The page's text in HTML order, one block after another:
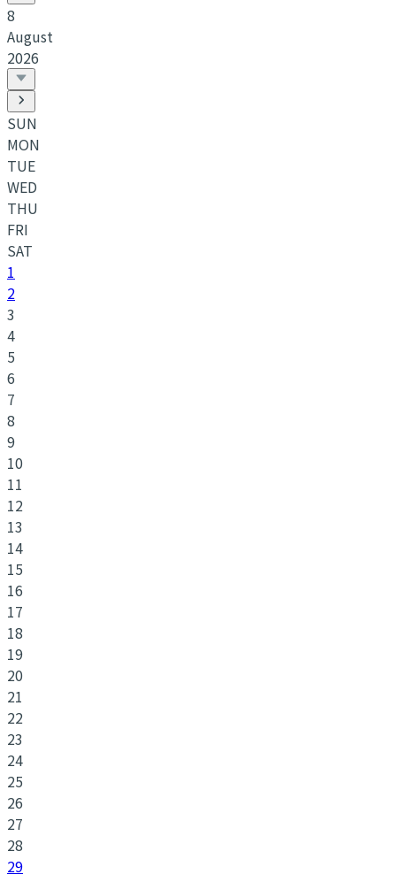
8
August
2026
SUN
MON
TUE
WED
THU
FRI
SAT
1
2
3
4
5
6
7
8
9
10
11
12
13
14
15
16
17
18
19
20
21
22
23
24
25
26
27
28
29